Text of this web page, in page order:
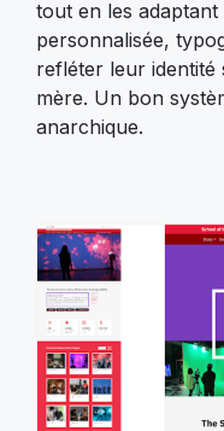
tout en les adaptant
personnalisée,
refléter leur identité
mère. Un bon
anarchique.